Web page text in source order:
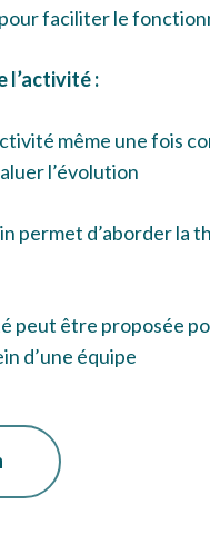
faciliter le
l’activité :
même une fois
l’évolution
permet d’aborder la
peut être proposée
d’une équipe